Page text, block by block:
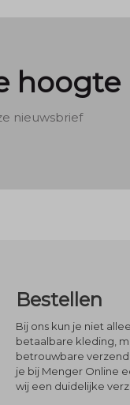
hoogte
nieuwsbrief
Bestellen
Bij ons kun je niet
betaalbare kleding,
betrouwbare
je bij Menger Online
wij een duidelijke